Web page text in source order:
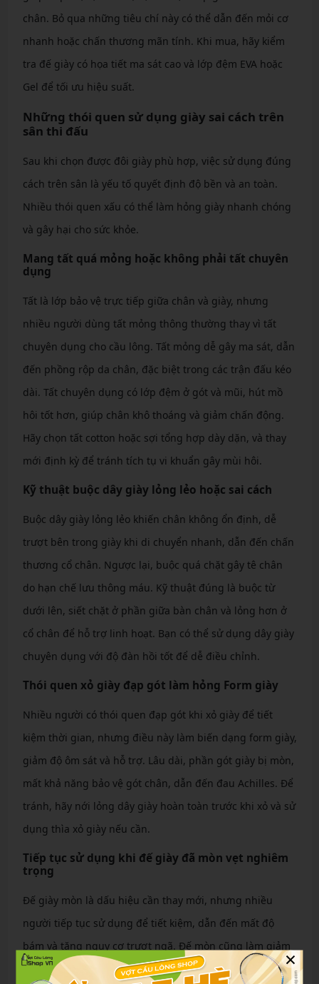
chân. Bỏ qua những tiêu chí này có thể dẫn đến mỏi cơ
nhanh hoặc chấn thương mãn tính. Khi mua, hãy kiểm
tra đế giày có họa tiết ma sát cao và lớp đệm EVA hoặc
Gel để tối ưu hiệu suất.
Những thói quen sử dụng giày sai cách trên
sân thi đấu
Sau khi chọn được đôi giày phù hợp, việc sử dụng đúng
cách trên sân là yếu tố quyết định độ bền và an toàn.
Nhiều thói quen xấu có thể làm hỏng giày nhanh chóng
và gây hại cho sức khỏe.
Mang tất quá mỏng hoặc không phải tất chuyên
dụng
Tất là lớp bảo vệ trực tiếp giữa chân và giày, nhưng
nhiều người dùng tất mỏng thông thường thay vì tất
chuyên dụng cho cầu lông. Tất mỏng dễ gây ma sát, dẫn
đến phồng rộp da chân, đặc biệt trong các trận đấu kéo
dài. Tất chuyên dụng có lớp đệm ở gót và mũi, hút mồ
hôi tốt hơn, giúp chân khô thoáng và giảm chấn động.
Hãy chọn tất cotton hoặc sợi tổng hợp dày dặn, và thay
mới định kỳ để tránh tích tụ vi khuẩn gây mùi hôi.
Kỹ thuật buộc dây giày lỏng lẻo hoặc sai cách
Buộc dây giày lỏng lẻo khiến chân không ổn định, dễ
trượt bên trong giày khi di chuyển nhanh, dẫn đến chấn
thương cổ chân. Ngược lại, buộc quá chặt gây tê chân
do hạn chế lưu thông máu. Kỹ thuật đúng là buộc từ
dưới lên, siết chặt ở phần giữa bàn chân và lỏng hơn ở
cổ chân để hỗ trợ linh hoạt. Bạn có thể sử dụng dây giày
chuyên dụng với độ đàn hồi tốt để dễ điều chỉnh.
Thói quen xỏ giày đạp gót làm hỏng Form giày
Nhiều người có thói quen đạp gót khi xỏ giày để tiết
kiệm thời gian, nhưng điều này làm biến dạng form giày,
giảm độ ôm sát và hỗ trợ. Lâu dài, phần gót giày bị mòn,
mất khả năng bảo vệ gót chân, dẫn đến đau Achilles. Để
tránh, hãy nới lỏng dây giày hoàn toàn trước khi xỏ và sử
dụng thìa xỏ giày nếu cần.
Tiếp tục sử dụng khi đế giày đã mòn vẹt nghiêm
trọng
Đế giày mòn là dấu hiệu cần thay mới, nhưng nhiều
người tiếp tục sử dụng để tiết kiệm, dẫn đến mất độ
bám và tăng nguy cơ trượt ngã. Đế mòn cũng làm giảm
khả năng giảm chấn, gây áp lực lên khớp. Kiểm tra đế ×